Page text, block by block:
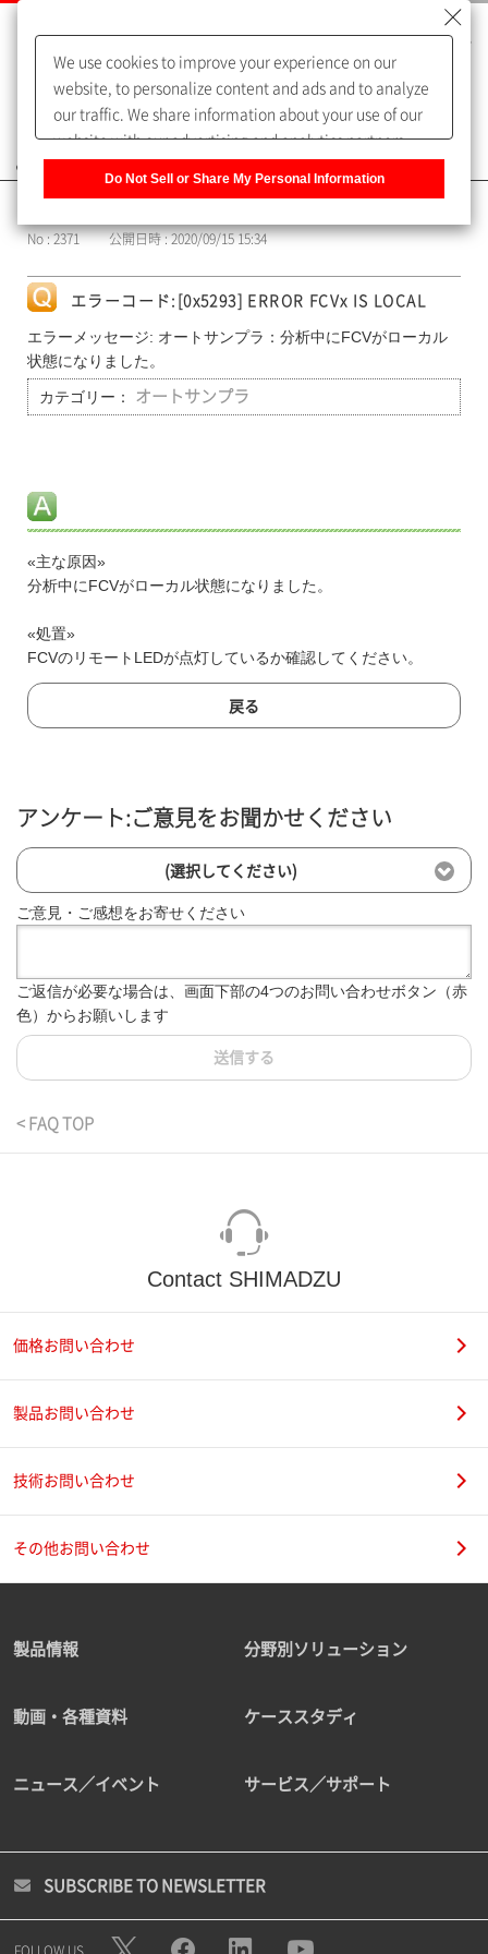
よくあるご質問（FAQ）
No : 2371 公開日時 : 2020/09/15 15:34
エラーコード:[0x5293] ERROR FCVx IS LOCAL
エラーメッセージ: オートサンプラ：分析中にFCVがローカル
状態になりました。
カテゴリー： オートサンプラ
«主な原因»
分析中にFCVがローカル状態になりました。
«処置»
FCVのリモートLEDが点灯しているか確認してください。
戻る
アンケート:ご意見をお聞かせください
(選択してください)
ご意見・ご感想をお寄せください
ご返信が必要な場合は、画面下部の4つのお問い合わせボタン（赤
色）からお願いします
送信する
< FAQ TOP
Contact SHIMADZU
価格お問い合わせ
製品お問い合わせ
技術お問い合わせ
その他お問い合わせ
製品情報 分野別ソリューション
動画・各種資料 ケーススタディ
ニュース／イベント サービス／サポート
SUBSCRIBE TO NEWSLETTER
FOLLOW US
We use cookies to improve your experience on our
website, to personalize content and ads and to analyze
our traffic. We share information about your use of our
website with our advertising and analytics partners,
of our sharing information about you with our partners.
Information] to customize your cookie settings on our
Do Not Sell or Share My Personal Information